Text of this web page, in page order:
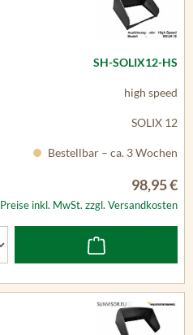
SH-SOLIX12-HS
high speed
SOLIX 12
Bestellbar – ca. 3 Wochen
98,95 €
Preise inkl. MwSt. zzgl. Versandkosten